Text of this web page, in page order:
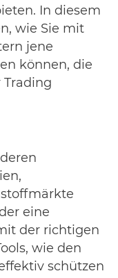
In diesem
wie Sie mit
jene
können, die
Trading
eine
der richtigen
wie den
schützen